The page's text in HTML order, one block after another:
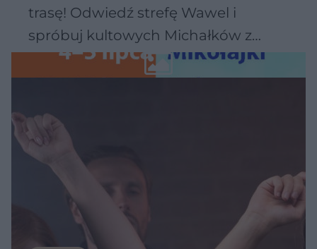
trasę! Odwiedź strefę Wawel i
spróbuj kultowych Michałków z
Wawelu